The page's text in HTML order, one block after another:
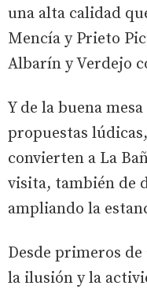
una alta calidad
Mencía y Prieto
Albarín y Verdejo
Y de la buena
propuestas
convierten a La
visita, también de
ampliando la
Desde primeros
la ilusión y la